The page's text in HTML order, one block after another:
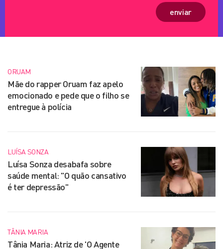
enviar
ORUAM
Mãe do rapper Oruam faz apelo
emocionado e pede que o filho se
entregue à polícia
LUÍSA SONZA
Luísa Sonza desabafa sobre
saúde mental: "O quão cansativo
é ter depressão"
TÂNIA MARIA
Tânia Maria: Atriz de 'O Agente